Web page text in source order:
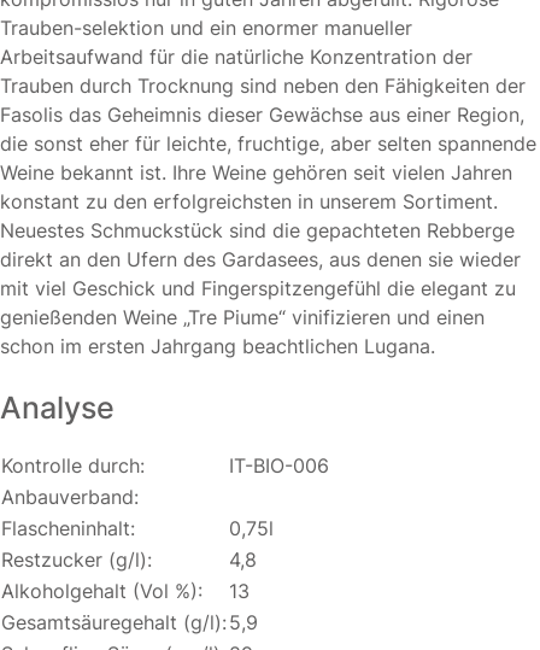
Trauben-selektion und ein enormer manueller
Arbeitsaufwand für die natürliche Konzentration der
Trauben durch Trocknung sind neben den Fähigkeiten der
Fasolis das Geheimnis dieser Gewächse aus einer Region,
die sonst eher für leichte, fruchtige, aber selten spannende
Weine bekannt ist. Ihre Weine gehören seit vielen Jahren
konstant zu den erfolgreichsten in unserem Sortiment.
Neuestes Schmuckstück sind die gepachteten Rebberge
direkt an den Ufern des Gardasees, aus denen sie wieder
mit viel Geschick und Fingerspitzengefühl die elegant zu
genießenden Weine „Tre Piume“ vinifizieren und einen
schon im ersten Jahrgang beachtlichen Lugana.
Analyse
Kontrolle durch:
IT-BIO-006
Anbauverband:
Flascheninhalt:
0,75l
Restzucker (g/l):
4,8
Alkoholgehalt (Vol %):
13
Gesamtsäuregehalt (g/l):5,9